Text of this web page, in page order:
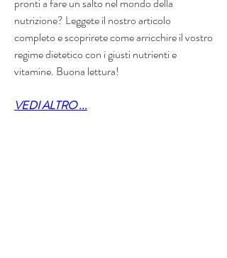
nutrizione? Leggete il nostro articolo
completo e scoprirete come arricchire il vostro
regime dietetico con i giusti nutrienti e
vitamine. Buona lettura!
VEDI ALTRO ...